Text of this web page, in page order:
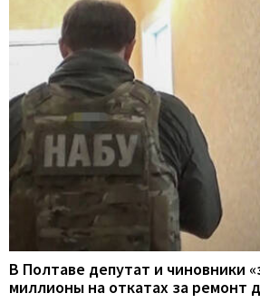
В Полтаве депутат и чиновники
миллионы на откатах за ремонт